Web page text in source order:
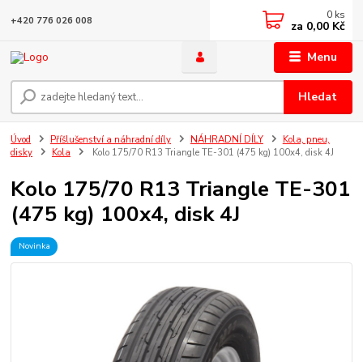
Menu
Hledat
+420 776 026 008 0 ks
za 0,00 Kč
Úvod Příšlušenství a náhradní díly NÁHRADNÍ DÍLY
Kola, pneu,
disky
Kola Kolo 175/70 R13 Triangle TE-301 (475 kg) 100x4, disk 4J
Kolo 175/70 R13 Triangle TE-301
(475 kg) 100x4, disk 4J
Novinka